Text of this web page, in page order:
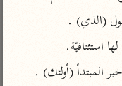
تويتر (الذي) .
استئنافيّة.
المبتدأ (أولئك) .